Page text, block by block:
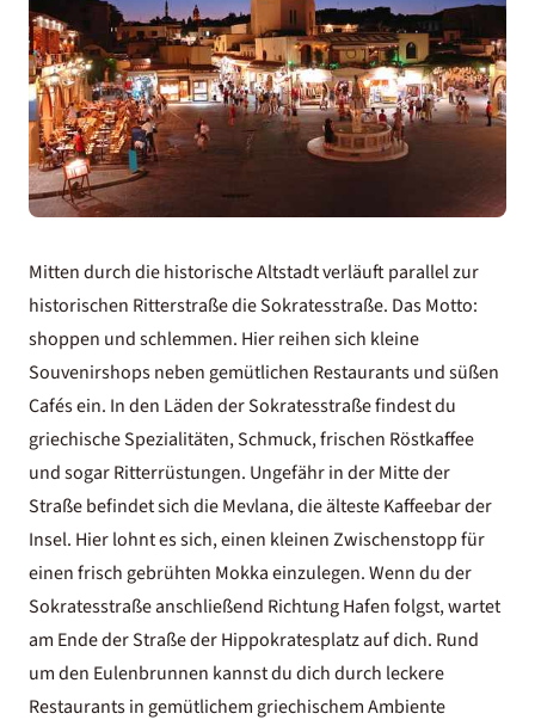
Mitten durch die historische Altstadt verläuft parallel zur
historischen Ritterstraße die Sokratesstraße. Das Motto:
shoppen und schlemmen. Hier reihen sich kleine
Souvenirshops neben gemütlichen Restaurants und süßen
Cafés ein. In den Läden der Sokratesstraße findest du
griechische Spezialitäten, Schmuck, frischen Röstkaffee
und sogar Ritterrüstungen. Ungefähr in der Mitte der
Straße befindet sich die Mevlana, die älteste Kaffeebar der
Insel. Hier lohnt es sich, einen kleinen Zwischenstopp für
einen frisch gebrühten Mokka einzulegen. Wenn du der
Sokratesstraße anschließend Richtung Hafen folgst, wartet
am Ende der Straße der Hippokratesplatz auf dich. Rund
um den Eulenbrunnen kannst du dich durch leckere
Restaurants in gemütlichem griechischem Ambiente